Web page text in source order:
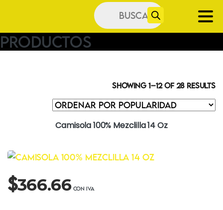
Búsqueda
de
productos
Productos
Showing 1–12 of 28 results
Camisola 100% Mezclilla 14 Oz
$366.66